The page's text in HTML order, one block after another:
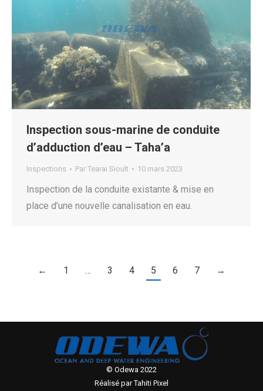
Inspection sous-marine de conduite
d’adduction d’eau – Taha’a
Inspections Par Tearai Sioult 10 mars 2023
Inspection de la conduite existante & mise en
place d’une nouvelle canalisation en eau.
← 1 … 3 4 5 6 7 →
© Odewa 2022
Réalisé parTahiti Pixel